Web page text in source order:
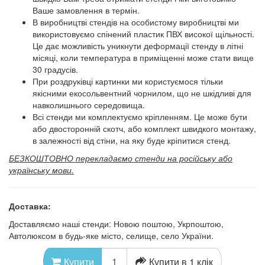
Ваше замовлення в термін.
В виробництві стендів на особистому виробництві ми
використовуємо спінений пластик ПВХ високої щільності.
Це дає можливість уникнути деформації стенду в літні
місяці, коли температура в приміщенні може стати вище
30 градусів.
При роздруківці картинки ми користуємося тільки
якісними екосольвентний чорнилом, що не шкідливі для
навколишнього середовища.
Всі стенди ми комплектуємо кріпленням. Це може бути
або двосторонній скотч, або комплект швидкого монтажу,
в залежності від стіни, на яку буде кріпитися стенд.
БЕЗКОШТОВНО перекладаємо стенди на російську або
українську мови.
Доставка:
Доставляємо наші стенди: Новою поштою, Укрпоштою,
Автолюксом в будь-яке місто, селище, село України.
Купити Купити в 1 клік